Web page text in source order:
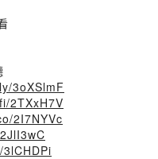
3oXSlmF
2TXxH7V
2I7NYVc